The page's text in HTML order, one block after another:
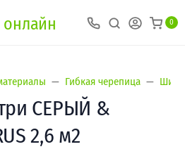
0
Гибкая черепица
СЕРЫЙ &
2,6 м2